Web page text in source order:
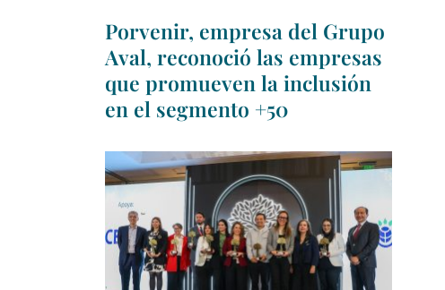
Porvenir, empresa del Grupo
Aval, reconoció las empresas
que promueven la inclusión
en el segmento +50